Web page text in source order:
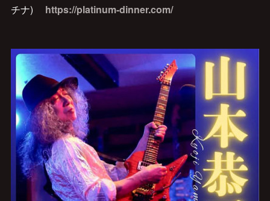
チナ) https://platinum-dinner.com/